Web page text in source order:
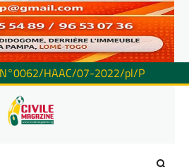
N°0062/HAAC/07-2022/pl/P